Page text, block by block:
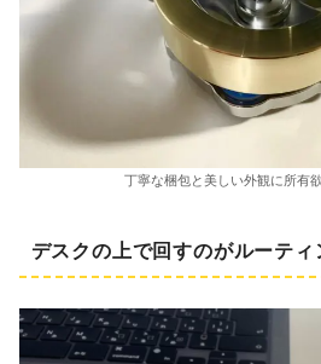
丁寧な梱包と美しい外観に所有
デスクの上で回すのがルーティ